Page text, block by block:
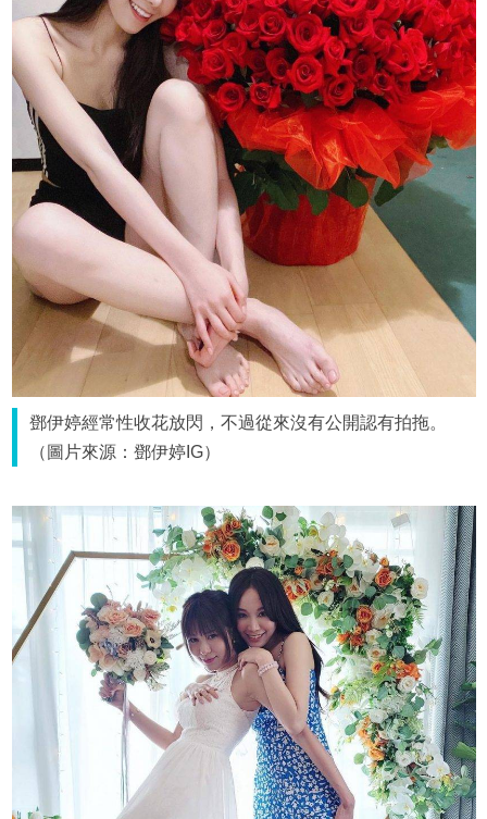
鄧伊婷經常性收花放閃，不過從來沒有公開認有拍拖。
（圖片來源：鄧伊婷IG）